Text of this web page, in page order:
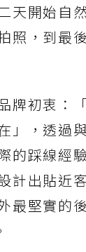
天開始自
照，到最
牌初衷：
」，透過
的踩線經
計出貼近
最堅實的